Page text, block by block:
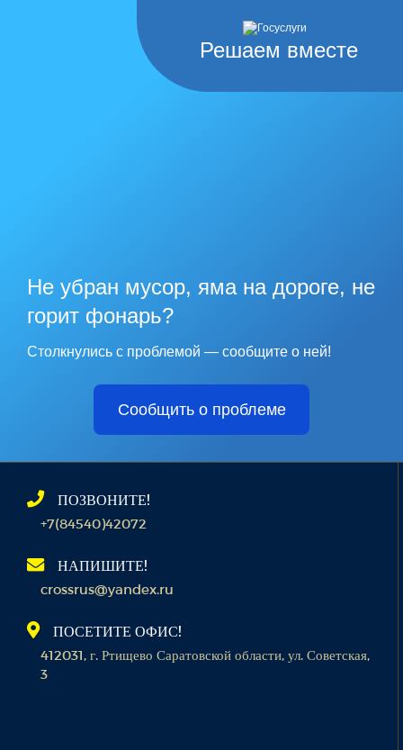
Решаем вместе
Не убран мусор, яма на дороге, не
горит фонарь?
Столкнулись с проблемой — сообщите о ней!
Сообщить о проблеме
ПОЗВОНИТЕ!
+7(84540)42072
НАПИШИТЕ!
crossrus@yandex.ru
ПОСЕТИТЕ ОФИС!
412031, г. Ртищево Саратовской области, ул. Советская,
3